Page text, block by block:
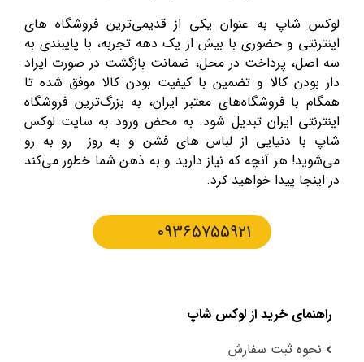
لوکس شاپ به عنوان یکی از قدیمی‌ترین فروشگاه های
اینترنتی و حضوری با بیش از یک دهه تجربه، با پایبندی به
سه اصل، پرداخت در محل، ضمانت بازگشت در صورت ایراد
دار بودن کالا و تضمین با کیفیت بودن کالا موفق شده تا
همگام با فروشگاه‌های معتبر ایران، به بزرگ‌ترین فروشگاه
اینترنتی ایران تبدیل شود. به محض ورود به سایت لوکس
شاپ با دنیایی از لباس های فشن و به روز رو به رو
می‌شوید! هر آنچه که نیاز دارید و به ذهن شما خطور می‌کند
در اینجا پیدا خواهید کرد.
09365755921
راهنمای خرید از لوکس شاپ
نحوه ثبت سفارش